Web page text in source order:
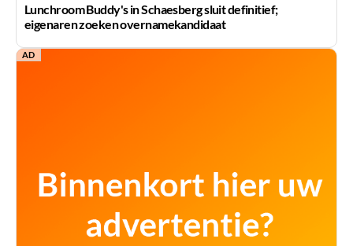
Lunchroom Buddy's in Schaesberg sluit definitief;
eigenaren zoeken overnamekandidaat
AD